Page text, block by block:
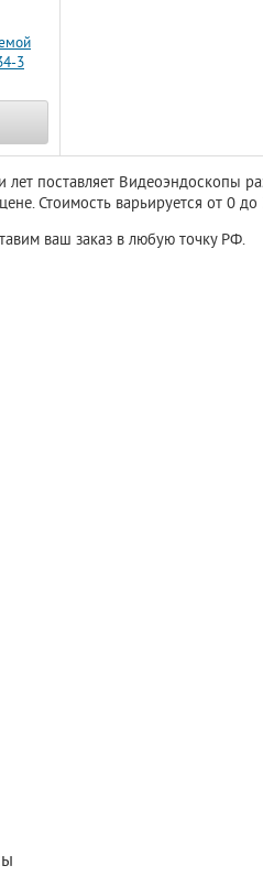
3
поставляет Видеоэндоскопы
Стоимость варьируется от 0
ваш заказ в любую точку РФ.